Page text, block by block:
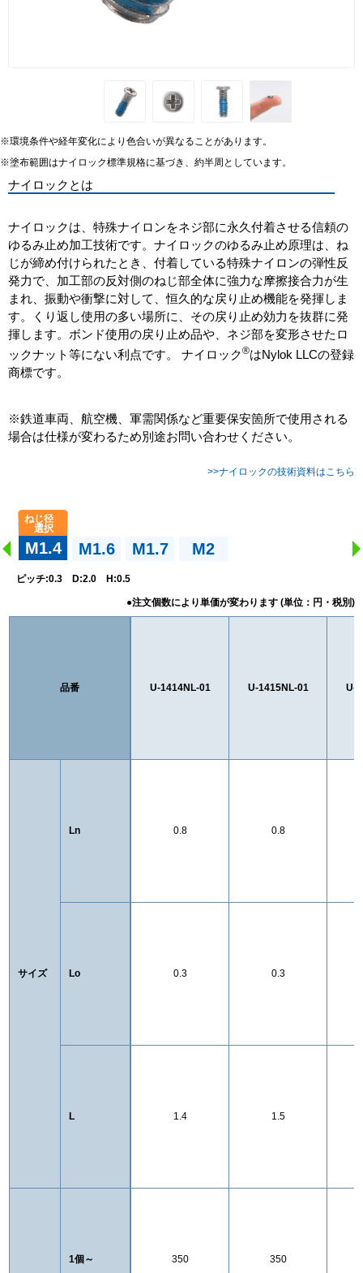
※環境条件や経年変化により色合いが異なることがあります。
※塗布範囲はナイロック標準規格に基づき、約半周としています。
ナイロックとは
ナイロックは、特殊ナイロンをネジ部に永久付着させる信頼の
ゆるみ止め加工技術です。ナイロックのゆるみ止め原理は、ね
じが締め付けられたとき、付着している特殊ナイロンの弾性反
発力で、加工部の反対側のねじ部全体に強力な摩擦接合力が生
まれ、振動や衝撃に対して、恒久的な戻り止め機能を発揮しま
す。くり返し使用の多い場所に、その戻り止め効力を抜群に発
揮します。ボンド使用の戻り止め品や、ネジ部を変形させたロ
ックナット等にない利点です。 ナイロック®はNylok LLCの登録
商標です。
※鉄道車両、航空機、軍需関係など重要保安箇所で使用される
場合は仕様が変わるため別途お問い合わせください。
>>ナイロックの技術資料はこちら
M1.4 M1.6 M1.7 M2
ピッチ:0.3 D:2.0 H:0.5
品番
サイズ
Ln
Lo
L
1個～
U-1414NL-01 U-1415NL-01 U-
0.8 0.8
0.3 0.3
1.4 1.5
350 350